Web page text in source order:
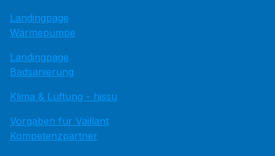
Landingpage
Wärmepumpe
Landingpage
Badsanierung
Klima & Lüftung - hissu
Vorgaben für Vaillant
Kompetenzpartner